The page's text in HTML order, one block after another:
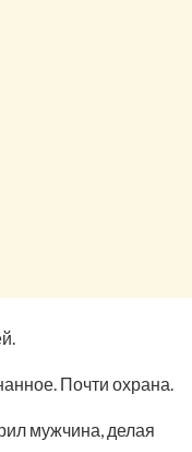
Почти охрана.
мужчина, делая